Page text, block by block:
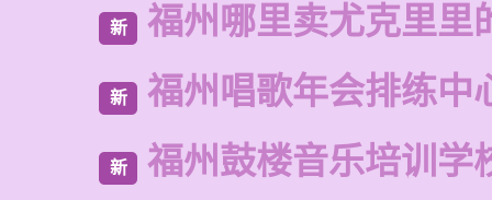
新 福州哪里卖尤克里里
新 福州唱歌年会排练中
新 福州鼓楼音乐培训学